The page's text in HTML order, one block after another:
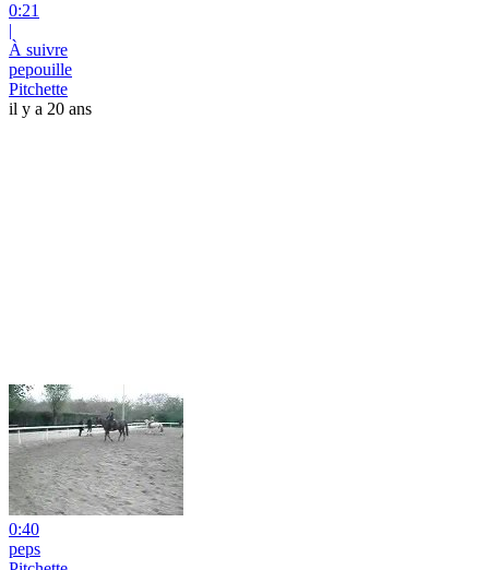
0:21
|
À suivre
pepouille
Pitchette
il y a 20 ans
0:40
peps